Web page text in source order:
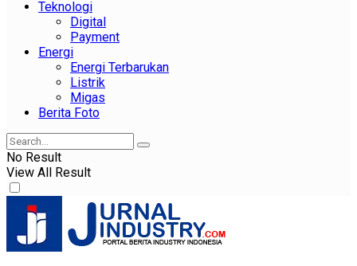
Teknologi
Digital
Payment
Energi
Energi Terbarukan
Listrik
Migas
Berita Foto
No Result
View All Result